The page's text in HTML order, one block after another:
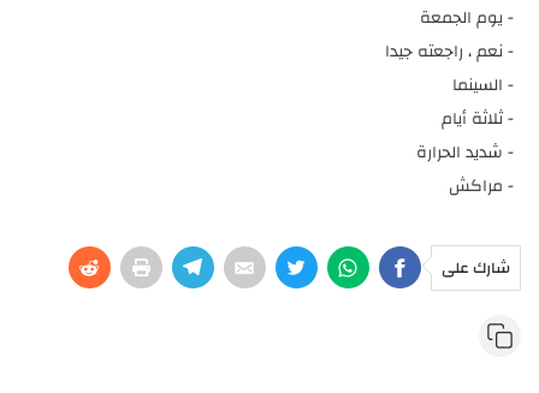
- يوم الجمعة
- نعم ، راجعته جيدا
- السينما
- ثلاثة أيام
- شديد الحرارة
- مراكش
شارك على